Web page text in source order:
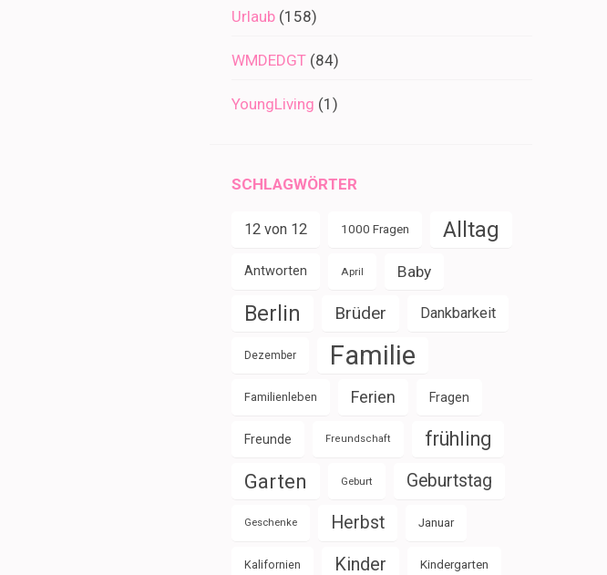
Urlaub (158)
WMDEDGT (84)
YoungLiving (1)
SCHLAGWÖRTER
12 von 12 1000 Fragen Alltag
Antworten April Baby
Berlin Brüder Dankbarkeit
Dezember Familie
Familienleben Ferien Fragen
Freunde Freundschaft frühling
Garten Geburt Geburtstag
Geschenke Herbst Januar
Kalifornien Kinder Kindergarten